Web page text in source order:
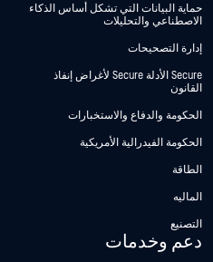
حماية البيانات التي تشكل أساس الذكاء
الاصطناعي والتحليلات
إدارة التصحيحات
Secure الأدلة Secure لأغراض إنفاذ
القانون
الحكومة والدفاع والاستخبارات
الحكومة الفيدرالية الأمريكية
الطاقة
الماليه
التصنيع
دعم وخدمات